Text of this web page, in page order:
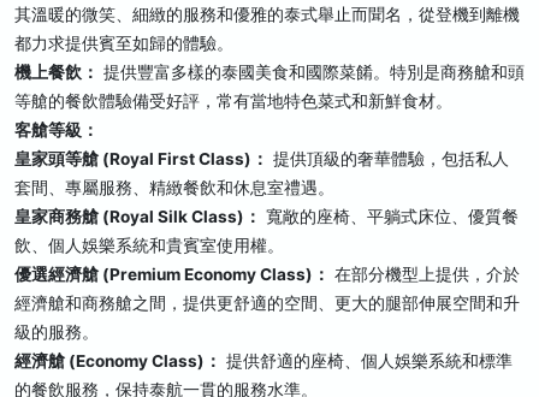
其溫暖的微笑、細緻的服務和優雅的泰式舉止而聞名，從登機到離機
都力求提供賓至如歸的體驗。
機上餐飲： 提供豐富多樣的泰國美食和國際菜餚。特別是商務艙和頭
等艙的餐飲體驗備受好評，常有當地特色菜式和新鮮食材。
客艙等級：
皇家頭等艙 (Royal First Class)： 提供頂級的奢華體驗，包括私人
套間、專屬服務、精緻餐飲和休息室禮遇。
皇家商務艙 (Royal Silk Class)： 寬敞的座椅、平躺式床位、優質餐
飲、個人娛樂系統和貴賓室使用權。
優選經濟艙 (Premium Economy Class)： 在部分機型上提供，介於
經濟艙和商務艙之間，提供更舒適的空間、更大的腿部伸展空間和升
級的服務。
經濟艙 (Economy Class)： 提供舒適的座椅、個人娛樂系統和標準
的餐飲服務，保持泰航一貫的服務水準。